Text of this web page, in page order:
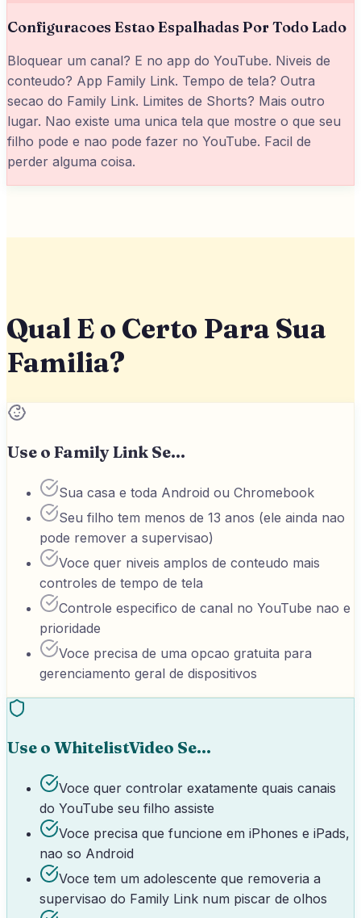
Configuracoes Estao Espalhadas Por Todo Lado
Bloquear um canal? E no app do YouTube. Niveis de
conteudo? App Family Link. Tempo de tela? Outra
secao do Family Link. Limites de Shorts? Mais outro
lugar. Nao existe uma unica tela que mostre o que seu
filho pode e nao pode fazer no YouTube. Facil de
perder alguma coisa.
Qual E o Certo Para Sua
Familia?
Use o Family Link Se...
Sua casa e toda Android ou Chromebook
Seu filho tem menos de 13 anos (ele ainda nao
pode remover a supervisao)
Voce quer niveis amplos de conteudo mais
controles de tempo de tela
Controle especifico de canal no YouTube nao e
prioridade
Voce precisa de uma opcao gratuita para
gerenciamento geral de dispositivos
Use o WhitelistVideo Se...
Voce quer controlar exatamente quais canais
do YouTube seu filho assiste
Voce precisa que funcione em iPhones e iPads,
nao so Android
Voce tem um adolescente que removeria a
supervisao do Family Link num piscar de olhos